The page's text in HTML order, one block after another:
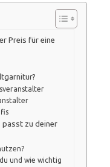
Preis für eine
passt zu deiner
und wie wichtig